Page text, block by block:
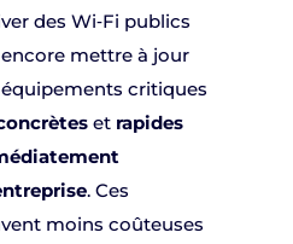
des Wi‑Fi publics
mettre à jour
critiques
et rapides
. Ces
moins coûteuses